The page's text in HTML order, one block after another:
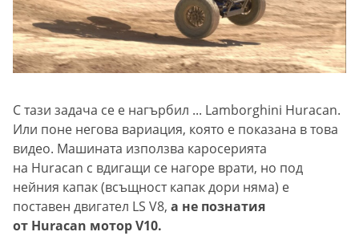
С тази задача се е нагърбил ... Lamborghini Huracan.
Или поне негова вариация, която е показана в това
видео. Машината използва каросерията
на Huracan с вдигащи се нагоре врати, но под
нейния капак (всъщност капак дори няма) е
поставен двигател LS V8, а не познатия
от Huracan мотор V10.